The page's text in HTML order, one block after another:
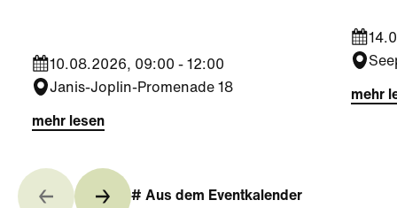
10.08.2026, 09:00 - 12:00
Janis-Joplin-Promenade 18
mehr lesen
mehr
# Aus dem Eventkalender